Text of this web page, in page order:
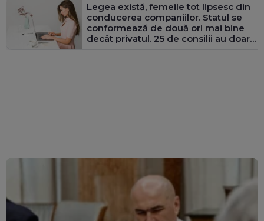
Legea există, femeile tot lipsesc din
conducerea companiilor. Statul se
conformează de două ori mai bine
decât privatul. 25 de consilii au doar